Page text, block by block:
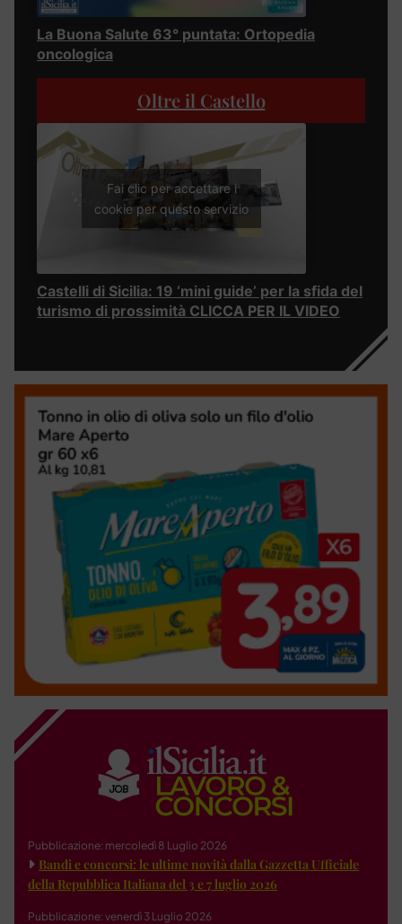
La Buona Salute 63° puntata: Ortopedia
oncologica
Oltre il Castello
Fai clic per accettare i
cookie per questo servizio
Castelli di Sicilia: 19 ‘mini guide’ per la sfida del
turismo di prossimità CLICCA PER IL VIDEO
Pubblicazione: mercoledì 8 Luglio 2026
Bandi e concorsi: le ultime novità dalla Gazzetta Ufficiale
della Repubblica Italiana del 3 e 7 luglio 2026
Pubblicazione: venerdì 3 Luglio 2026